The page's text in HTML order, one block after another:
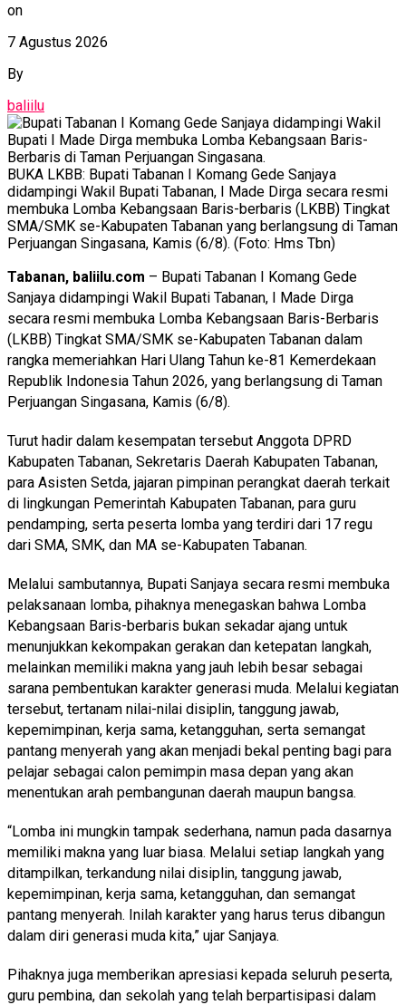
on
7 Agustus 2026
By
baliilu
BUKA LKBB: Bupati Tabanan I Komang Gede Sanjaya
didampingi Wakil Bupati Tabanan, I Made Dirga secara resmi
membuka Lomba Kebangsaan Baris-berbaris (LKBB) Tingkat
SMA/SMK se-Kabupaten Tabanan yang berlangsung di Taman
Perjuangan Singasana, Kamis (6/8). (Foto: Hms Tbn)
Tabanan, baliilu.com – Bupati Tabanan I Komang Gede
Sanjaya didampingi Wakil Bupati Tabanan, I Made Dirga
secara resmi membuka Lomba Kebangsaan Baris-Berbaris
(LKBB) Tingkat SMA/SMK se-Kabupaten Tabanan dalam
rangka memeriahkan Hari Ulang Tahun ke-81 Kemerdekaan
Republik Indonesia Tahun 2026, yang berlangsung di Taman
Perjuangan Singasana, Kamis (6/8).
Turut hadir dalam kesempatan tersebut Anggota DPRD
Kabupaten Tabanan, Sekretaris Daerah Kabupaten Tabanan,
para Asisten Setda, jajaran pimpinan perangkat daerah terkait
di lingkungan Pemerintah Kabupaten Tabanan, para guru
pendamping, serta peserta lomba yang terdiri dari 17 regu
dari SMA, SMK, dan MA se-Kabupaten Tabanan.
Melalui sambutannya, Bupati Sanjaya secara resmi membuka
pelaksanaan lomba, pihaknya menegaskan bahwa Lomba
Kebangsaan Baris-berbaris bukan sekadar ajang untuk
menunjukkan kekompakan gerakan dan ketepatan langkah,
melainkan memiliki makna yang jauh lebih besar sebagai
sarana pembentukan karakter generasi muda. Melalui kegiatan
tersebut, tertanam nilai-nilai disiplin, tanggung jawab,
kepemimpinan, kerja sama, ketangguhan, serta semangat
pantang menyerah yang akan menjadi bekal penting bagi para
pelajar sebagai calon pemimpin masa depan yang akan
menentukan arah pembangunan daerah maupun bangsa.
“Lomba ini mungkin tampak sederhana, namun pada dasarnya
memiliki makna yang luar biasa. Melalui setiap langkah yang
ditampilkan, terkandung nilai disiplin, tanggung jawab,
kepemimpinan, kerja sama, ketangguhan, dan semangat
pantang menyerah. Inilah karakter yang harus terus dibangun
dalam diri generasi muda kita,” ujar Sanjaya.
Pihaknya juga memberikan apresiasi kepada seluruh peserta,
guru pembina, dan sekolah yang telah berpartisipasi dalam